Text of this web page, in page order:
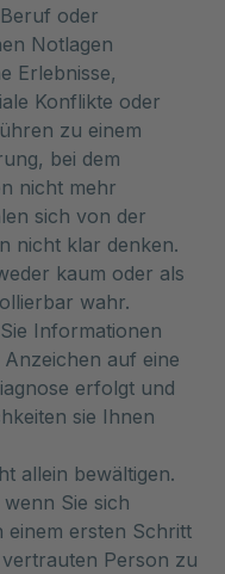
oder
Notlagen
Erlebnisse,
Konflikte oder
zu einem
bei dem
nicht mehr
sich von der
nicht klar denken.
kaum oder als
wahr.
Informationen
auf eine
erfolgt und
sie Ihnen
allein bewältigen.
Sie sich
ersten Schritt
Person zu